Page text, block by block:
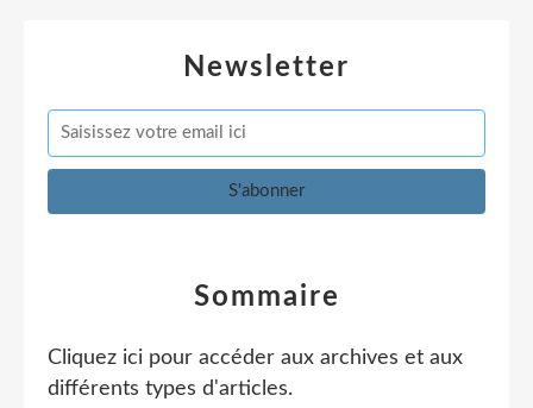
Newsletter
Sommaire
Cliquez ici pour accéder aux archives et aux
différents types d'articles.